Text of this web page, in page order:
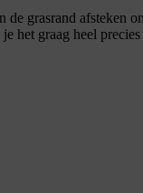
de grasrand
het graag heel